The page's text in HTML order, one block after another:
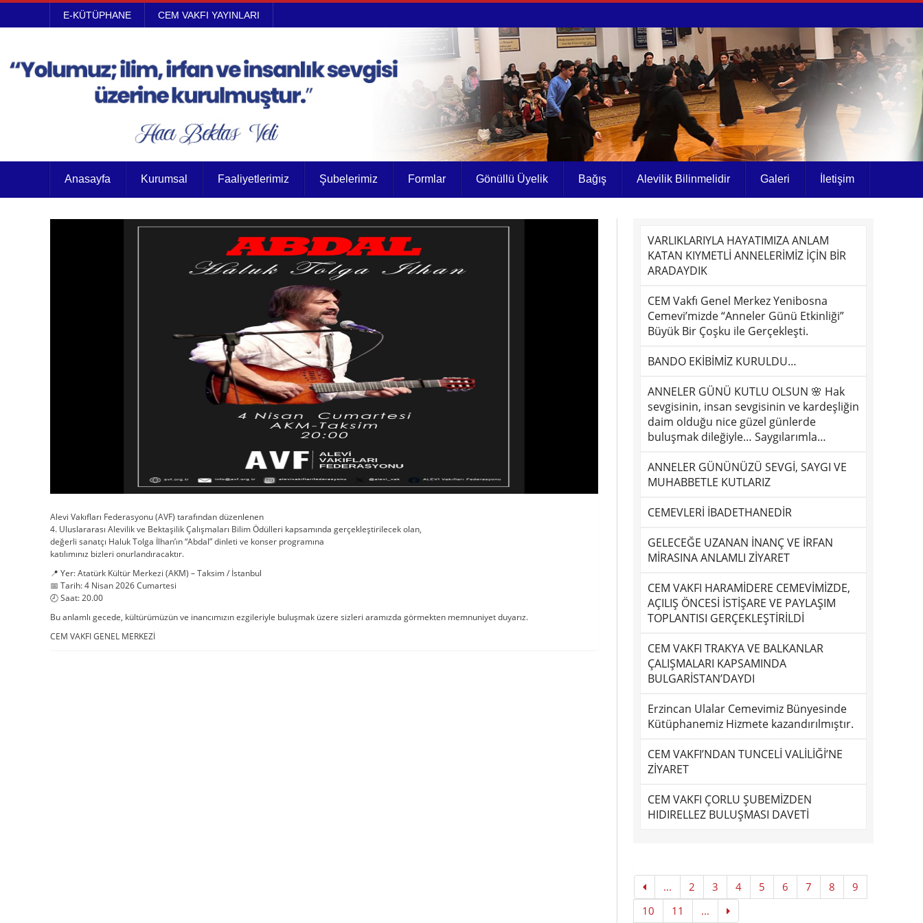
E-KÜTÜPHANE CEM VAKFI YAYINLARI
Anasayfa Kurumsal Faaliyetlerimiz Şubelerimiz Formlar Gönüllü Üyelik Bağış Alevilik Bilinmelidir Galeri İletişim
Alevi Vakıfları Federasyonu (AVF) tarafından düzenlenen
4. Uluslararası Alevilik ve Bektaşilik Çalışmaları Bilim Ödülleri kapsamında gerçekleştirilecek olan,
değerli sanatçı Haluk Tolga İlhan’ın “Abdal” dinleti ve konser programına
katılımınız bizleri onurlandıracaktır.
📍 Yer: Atatürk Kültür Merkezi (AKM) – Taksim / İstanbul
📅 Tarih: 4 Nisan 2026 Cumartesi
🕗 Saat: 20.00
Bu anlamlı gecede, kültürümüzün ve inancımızın ezgileriyle buluşmak üzere sizleri aramızda görmekten memnuniyet duyarız.
CEM VAKFI GENEL MERKEZİ
VARLIKLARIYLA HAYATIMIZA ANLAM
KATAN KIYMETLİ ANNELERİMİZ İÇİN BİR
ARADAYDIK
CEM Vakfı Genel Merkez Yenibosna
Cemevi’mizde “Anneler Günü Etkinliği”
Büyük Bir Çoşku ile Gerçekleşti.
BANDO EKİBİMİZ KURULDU…
ANNELER GÜNÜ KUTLU OLSUN 🌸 Hak
sevgisinin, insan sevgisinin ve kardeşliğin
daim olduğu nice güzel günlerde
buluşmak dileğiyle… Saygılarımla…
ANNELER GÜNÜNÜZÜ SEVGİ, SAYGI VE
MUHABBETLE KUTLARIZ
CEMEVLERİ İBADETHANEDİR
GELECEĞE UZANAN İNANÇ VE İRFAN
MİRASINA ANLAMLI ZİYARET
CEM VAKFI HARAMİDERE CEMEVİMİZDE,
AÇILIŞ ÖNCESİ İSTİŞARE VE PAYLAŞIM
TOPLANTISI GERÇEKLEŞTİRİLDİ
CEM VAKFI TRAKYA VE BALKANLAR
ÇALIŞMALARI KAPSAMINDA
BULGARİSTAN’DAYDI
Erzincan Ulalar Cemevimiz Bünyesinde
Kütüphanemiz Hizmete kazandırılmıştır.
CEM VAKFI’NDAN TUNCELİ VALİLİĞİ’NE
ZİYARET
CEM VAKFI ÇORLU ŞUBEMİZDEN
HIDIRELLEZ BULUŞMASI DAVETİ
... 2 3 4 5 6 7 8
9
10
11 ...